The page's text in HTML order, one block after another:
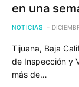
en una
NOTICIAS
Tijuana, Baja
de Inspección y
más de…